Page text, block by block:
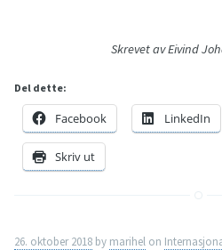
Skrevet av Eivind
Del dette:
Facebook LinkedIn
Skriv ut
26. oktober 2018 by marihel on